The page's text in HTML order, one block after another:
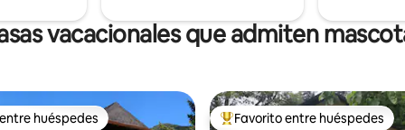
vacacionales que admiten
huéspedes
huéspedes Favorito entre huéspedes
Favorito entre huéspedes